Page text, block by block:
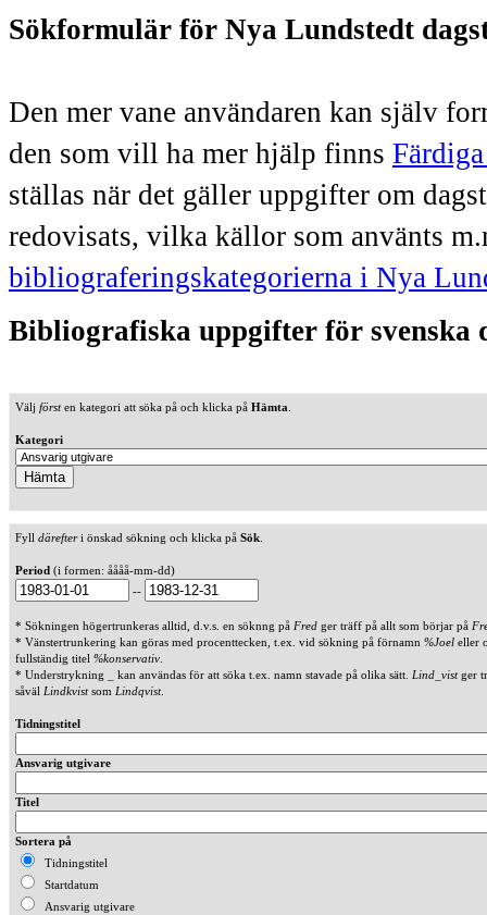
Sökformulär för Nya Lundstedt
Den mer vane användaren kan själv
den som vill ha mer hjälp finns
ställas när det gäller uppgifter om
redovisats, vilka källor som använts
bibliograferingskategorierna i Nya
Bibliografiska uppgifter för svenska
Välj försten kategori att söka på och klicka på Hämta
Kategori
Fyll därefteri önskad sökning och klicka på Sök
Period (i formen: åååå-mm-dd)
--
* Sökningen högertrunkeras alltid, d.v.s. en söknng på Fred ger träff på allt som börjar på
* Vänstertrunkering kan göras med procenttecken, t.ex. vid sökning på förnamn %Joel eller
fullständig titel %konservativ
* Understrykning _ kan användas för att söka t.ex. namn stavade på olika sätt. Lind_vistger
såväl Lindkvistsom Lindqvist.
Tidningstitel
Ansvarig utgivare
Titel
Sortera på
Tidningstitel
Startdatum
Ansvarig utgivare